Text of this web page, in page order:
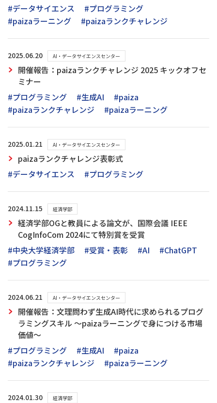
#データサイエンス
#プログラミング
#paizaラーニング
#paizaランクチャレンジ
2025.06.20 AI・データサイエンスセンター
開催報告：paizaランクチャレンジ 2025 キックオフセ
ミナー
#プログラミング
#生成AI
#paiza
#paizaランクチャレンジ
#paizaラーニング
2025.01.21 AI・データサイエンスセンター
paizaランクチャレンジ表彰式
#データサイエンス
#プログラミング
2024.11.15 経済学部
経済学部OGと教員による論文が、国際会議 IEEE
CogInfoCom 2024にて特別賞を受賞
#中央大学経済学部
#受賞・表彰 #AI
#ChatGPT
#プログラミング
2024.06.21 AI・データサイエンスセンター
開催報告：文理問わず生成AI時代に求められるプログ
ラミングスキル ～paizaラーニングで身につける市場
価値～
#プログラミング
#生成AI
#paiza
#paizaランクチャレンジ
#paizaラーニング
2024.01.30 経済学部